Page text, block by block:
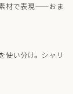
材で表現——おま
使い分け。シャリ